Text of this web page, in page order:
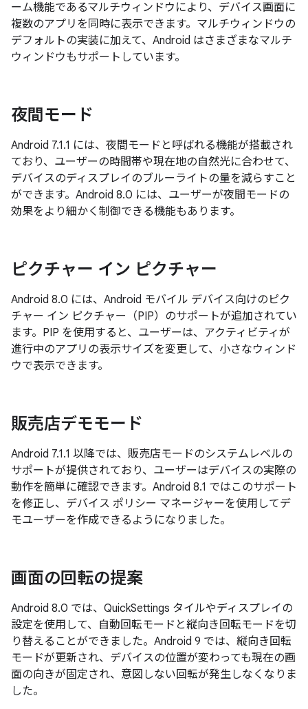
ーム機能であるマルチウィンドウにより、デバイス画面に
複数のアプリを同時に表示できます。マルチウィンドウの
デフォルトの実装に加えて、Android はさまざまなマルチ
ウィンドウもサポートしています。
夜間モード
Android 7.1.1 には、夜間モードと呼ばれる機能が搭載され
ており、ユーザーの時間帯や現在地の自然光に合わせて、
デバイスのディスプレイのブルーライトの量を減らすこと
ができます。Android 8.0 には、ユーザーが夜間モードの
効果をより細かく制御できる機能もあります。
ピクチャー イン ピクチャー
Android 8.0 には、Android モバイル デバイス向けのピク
チャー イン ピクチャー（PIP）のサポートが追加されてい
ます。PIP を使用すると、ユーザーは、アクティビティが
進行中のアプリの表示サイズを変更して、小さなウィンド
ウで表示できます。
販売店デモモード
Android 7.1.1 以降では、販売店モードのシステムレベルの
サポートが提供されており、ユーザーはデバイスの実際の
動作を簡単に確認できます。Android 8.1 ではこのサポート
を修正し、デバイス ポリシー マネージャーを使用してデ
モユーザーを作成できるようになりました。
画面の回転の提案
Android 8.0 では、QuickSettings タイルやディスプレイの
設定を使用して、自動回転モードと縦向き回転モードを切
り替えることができました。Android 9 では、縦向き回転
モードが更新され、デバイスの位置が変わっても現在の画
面の向きが固定され、意図しない回転が発生しなくなりま
した。